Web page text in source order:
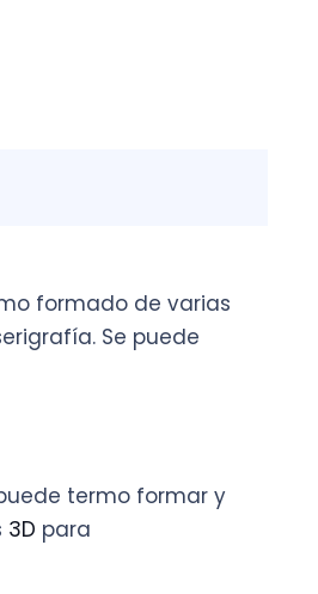
formado de varias
Se puede
termo formar y
3D para